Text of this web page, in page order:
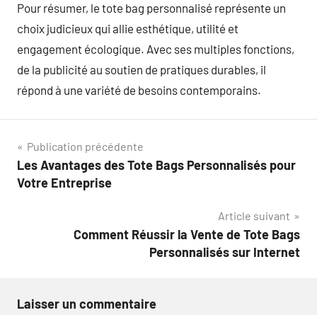
Pour résumer, le tote bag personnalisé représente un
choix judicieux qui allie esthétique, utilité et
engagement écologique. Avec ses multiples fonctions,
de la publicité au soutien de pratiques durables, il
répond à une variété de besoins contemporains.
Navigation
de
Publication précédente
Les Avantages des Tote Bags Personnalisés pour
Votre Entreprise
Article suivant
Comment Réussir la Vente de Tote Bags
Personnalisés sur Internet
Laisser un commentaire